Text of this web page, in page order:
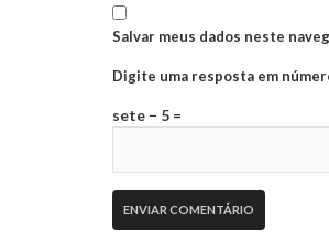
Salvar meus dados neste
Digite uma resposta em
sete − 5 =